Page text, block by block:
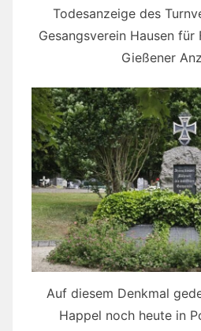
Todesanzeige des
Gesangsverein Hausen
Gießener
Auf diesem Denkmal
Happel noch heute in